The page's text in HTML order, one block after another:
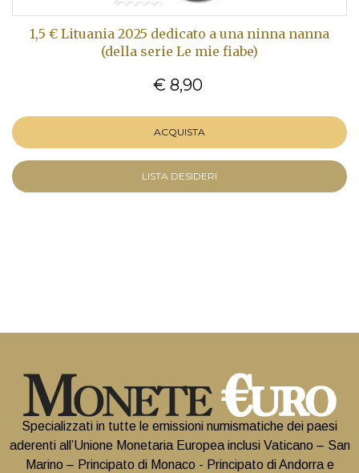
1,5 € Lituania 2025 dedicato a una ninna nanna
(della serie Le mie fiabe)
€ 8,90
ACQUISTA
LISTA DESIDERI
Specializzati in tutte le emissioni numismatiche dei paesi
aderenti all’Unione Monetaria Europea inclusi Vaticano – San
Marino – Principato di Monaco - Principato di Andorra e